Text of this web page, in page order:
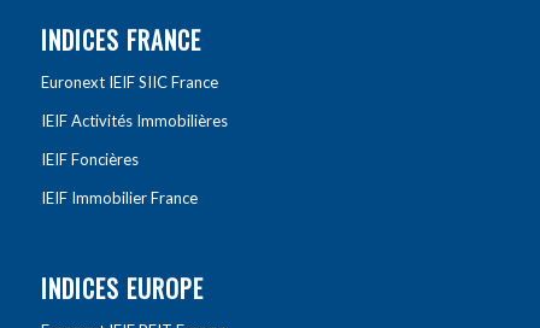
INDICES FRANCE
Euronext IEIF SIIC France
IEIF Activités Immobilières
IEIF Foncières
IEIF Immobilier France
INDICES EUROPE